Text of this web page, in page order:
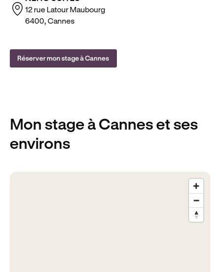
12 rue Latour Maubourg
6400, Cannes
Réserver mon stage à Cannes
Mon stage à Canneset ses
environs